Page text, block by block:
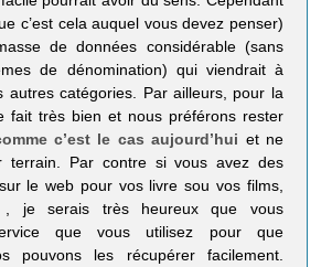
c’est cela auquel vous devez penser)
de données considérable (sans
de dénomination) qui viendrait à
autres catégories. Par ailleurs, pour la
fait très bien et nous préférons rester
c’est le cas aujourd’hui et ne
terrain. Par contre si vous avez des
le web pour vos livre sou vos films,
je serais très heureux que vous
que vous utilisez pour que
pouvons les récupérer facilement.